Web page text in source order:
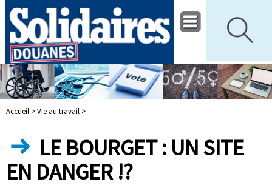
Accueil >Vie au travail >
LE BOURGET : UN SITE
EN DANGER !?